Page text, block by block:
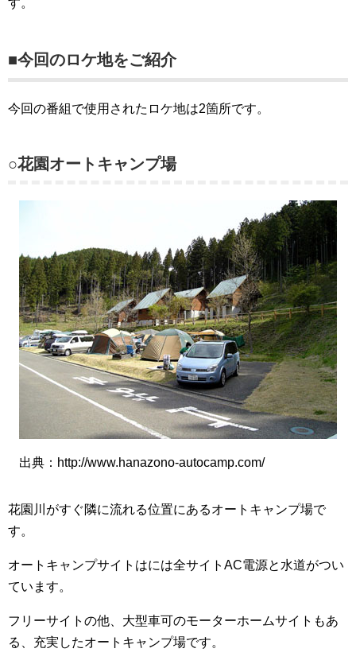
■今回のロケ地をご紹介
今回の番組で使用されたロケ地は2箇所です。
○花園オートキャンプ場
出典：http://www.hanazono-autocamp.com/
花園川がすぐ隣に流れる位置にあるオートキャンプ場で
す。
オートキャンプサイトはには全サイトAC電源と水道がつい
ています。
フリーサイトの他、大型車可のモーターホームサイトもあ
る、充実したオートキャンプ場です。